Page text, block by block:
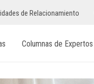
de Relacionamiento
Columnas de Expertos